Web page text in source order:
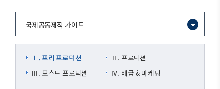
국제공동제작 가이드
Ⅰ. 프리 프로덕션
Ⅱ. 프로덕션
Ⅲ. 포스트 프로덕션
Ⅳ. 배급 & 마케팅